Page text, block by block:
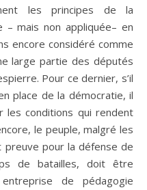
les principes de la
mais non appliquée– en
encore considéré comme
large partie des députés
Pour ce dernier, s’il
place de la démocratie, il
les conditions qui rendent
le peuple, malgré les
pour la défense de
de batailles, doit être
de pédagogie